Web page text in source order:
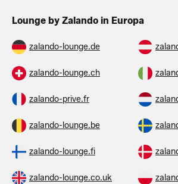
Lounge by Zalando in Europa
zalando-lounge.de
zalando-lounge.ch
zalando-prive.fr
zalando-lounge.be
zalando-lounge.fi
zalando-lounge.co.uk